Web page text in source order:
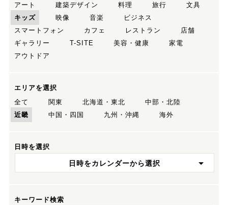
アート
建築デザイン 料理 旅行
文具
キッズ
映像 音楽
ビジネス
スマートフォン
カフェ レストラン
店舗
ギャラリー
T-SITE 美容・健康
家電
アウトドア
エリアを選択
全て
関東 北海道・東北
中部・北陸
近畿
中国・四国 九州・沖縄 海外
日時を選択
日時をカレンダーから選択
キーワード検索